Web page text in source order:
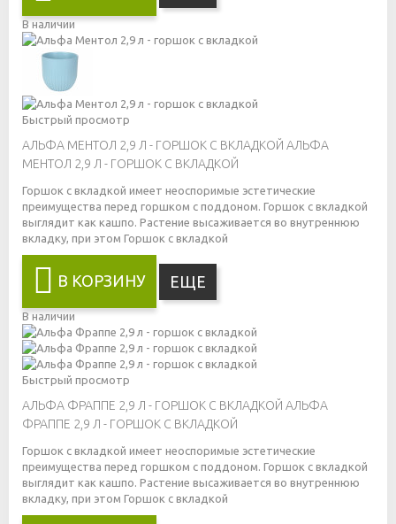
В наличии
Быстрый просмотр
АЛЬФА МЕНТОЛ 2,9 Л - ГОРШОК С ВКЛАДКОЙ АЛЬФА
МЕНТОЛ 2,9 Л - ГОРШОК С ВКЛАДКОЙ
Горшок с вкладкой имеет неоспоримые эстетические
преимущества перед горшком с поддоном. Горшок с вкладкой
выглядит как кашпо. Растение высаживается во внутреннюю
вкладку, при этом Горшок с вкладкой
В КОРЗИНУ ЕЩЕ
В наличии
Быстрый просмотр
АЛЬФА ФРАППЕ 2,9 Л - ГОРШОК С ВКЛАДКОЙ АЛЬФА
ФРАППЕ 2,9 Л - ГОРШОК С ВКЛАДКОЙ
Горшок с вкладкой имеет неоспоримые эстетические
преимущества перед горшком с поддоном. Горшок с вкладкой
выглядит как кашпо. Растение высаживается во внутреннюю
вкладку, при этом Горшок с вкладкой